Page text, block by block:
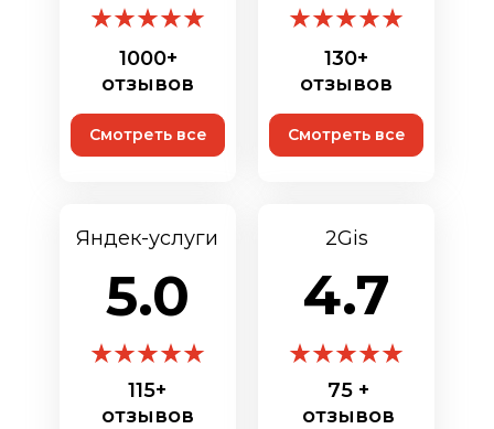
1000+
отзывов
Смотреть все
130+
отзывов
Смотреть все
Яндек-услуги
115+
отзывов
5.0
2Gis
75 +
отзывов
4.7